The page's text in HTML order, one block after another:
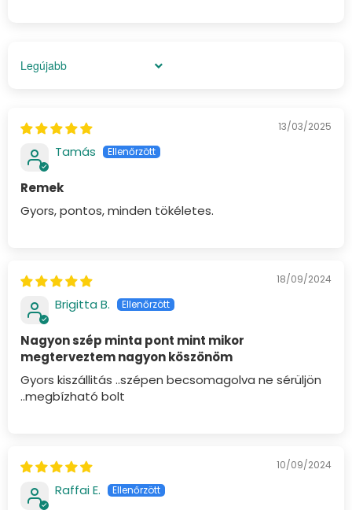
Sort by
13/03/2025
Tamás
Remek
Gyors, pontos, minden tökéletes.
18/09/2024
Brigitta B.
Nagyon szép minta pont mint mikor
megterveztem nagyon köszönöm
Gyors kiszállitás ..szépen becsomagolva ne sérüljön
..megbízható bolt
10/09/2024
Raffai E.